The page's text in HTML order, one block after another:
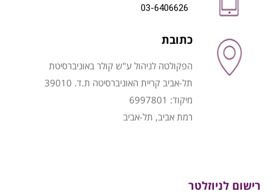
03-6406626
כתובת
הפקולטה לניהול ע"ש קולר באוניברסיטת
תל-אביב קריית האוניברסיטה ת.ד. 39010
מיקוד: 6997801
רמת אביב, תל-אביב
רישום לניוזלטר